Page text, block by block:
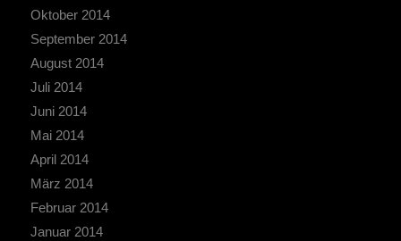
Oktober 2014
September 2014
August 2014
Juli 2014
Juni 2014
Mai 2014
April 2014
März 2014
Februar 2014
Januar 2014